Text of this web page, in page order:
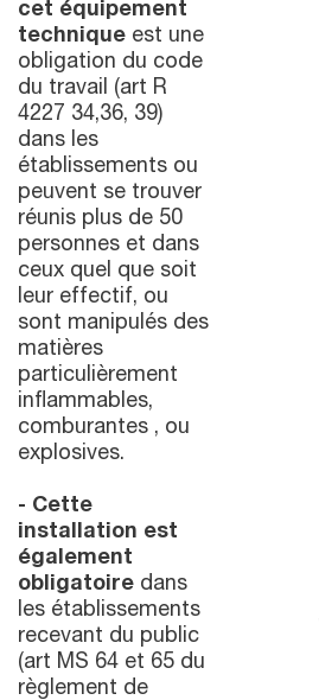
cet équipement
technique est une
obligation du code
du travail (art R
4227 34,36, 39)
dans les
établissements ou
peuvent se trouver
réunis plus de 50
personnes et dans
ceux quel que soit
leur effectif, ou
sont manipulés des
matières
particulièrement
inflammables,
comburantes , ou
explosives.
- Cette
installation est
également
obligatoire dans
les établissements
recevant du public
(art MS 64 et 65 du
règlement de